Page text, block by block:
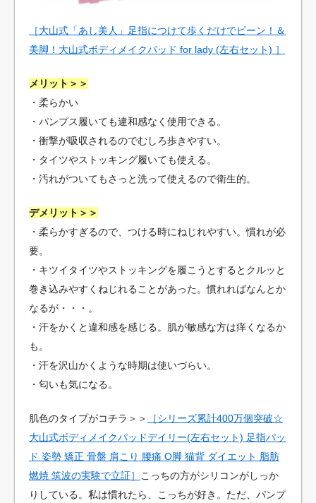
［大山式「あし美人」足指につけて歩くだけでピーン！＆
美脚！大山式ボディメイクパッド for lady (左右セット) ］
メリット＞＞
・柔らかい
・パンプス履いても違和感なく使用できる。
・衝撃が吸収されるのでむしろ歩きやすい。
・タイツやストッキング履いても使える。
・汚れがついてもさっと洗って使えるので衛生的。
デメリット＞＞
・柔らかすぎるので、つける時にねじれやすい。慣れが必
要。
・キツイタイツやストッキングを履こうとするとクルッと
巻き込みやすくねじれることがあった。慣れればなんとか
なるが・・・。
・汗をかくと違和感を感じる。肌が敏感な方は痒くなるか
も。
・汗を沢山かくような時期は使いづらい。
・匂いも気になる。
肌色のタイプがコチラ＞＞
［シリーズ累計400万個突破☆
大山式ボディメイクパッドデイリー(左右セット) 足指パッ
ド 姿勢 矯正 骨盤 肩こり 腰痛 O脚 猫背 ダイエット 脂肪
燃焼 筑波の実験で立証］
こっちの方がシリコンがしっか
りしている。私は慣れたら、こっちが好き。ただ、パンプ